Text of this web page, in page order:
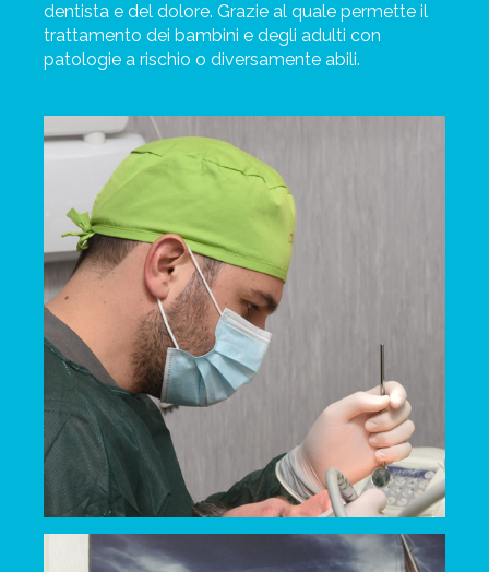
dentista e del dolore. Grazie al quale permette il
trattamento dei bambini e degli adulti con
patologie a rischio o diversamente abili.